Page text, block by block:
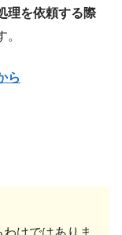
理を依頼する際
ら
けではありま